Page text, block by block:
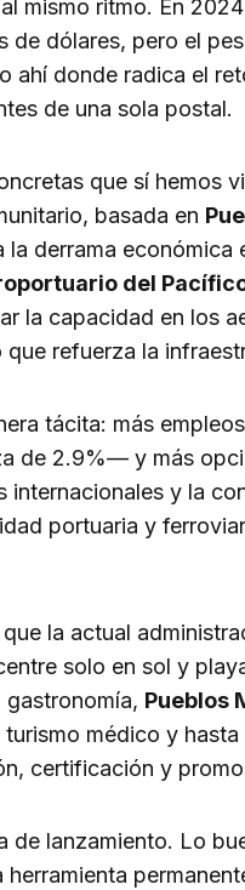
mismo ritmo. En
dólares, pero el
ahí donde radica el
de una sola postal.
que sí hemos
basada en
derrama económica
del
la capacidad en los
refuerza la
tácita: más
de 2.9%— y más
internacionales y la
portuaria y
la actual
solo en sol y
Pueblos
médico y
certificación y
de lanzamiento. Lo
herramienta